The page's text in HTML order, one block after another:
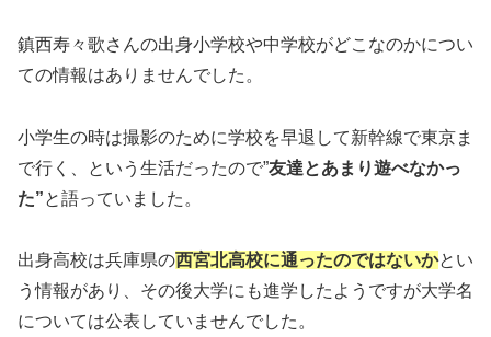
鎮西寿々歌さんの出身小学校や中学校がどこなのかについ
ての情報はありませんでした。
小学生の時は撮影のために学校を早退して新幹線で東京ま
で行く、という生活だったので”友達とあまり遊べなかっ
た”と語っていました。
出身高校は兵庫県の西宮北高校に通ったのではないかとい
う情報があり、その後大学にも進学したようですが大学名
については公表していませんでした。